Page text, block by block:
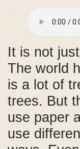
It is not
The world
is a lot of
trees. But
use paper
use